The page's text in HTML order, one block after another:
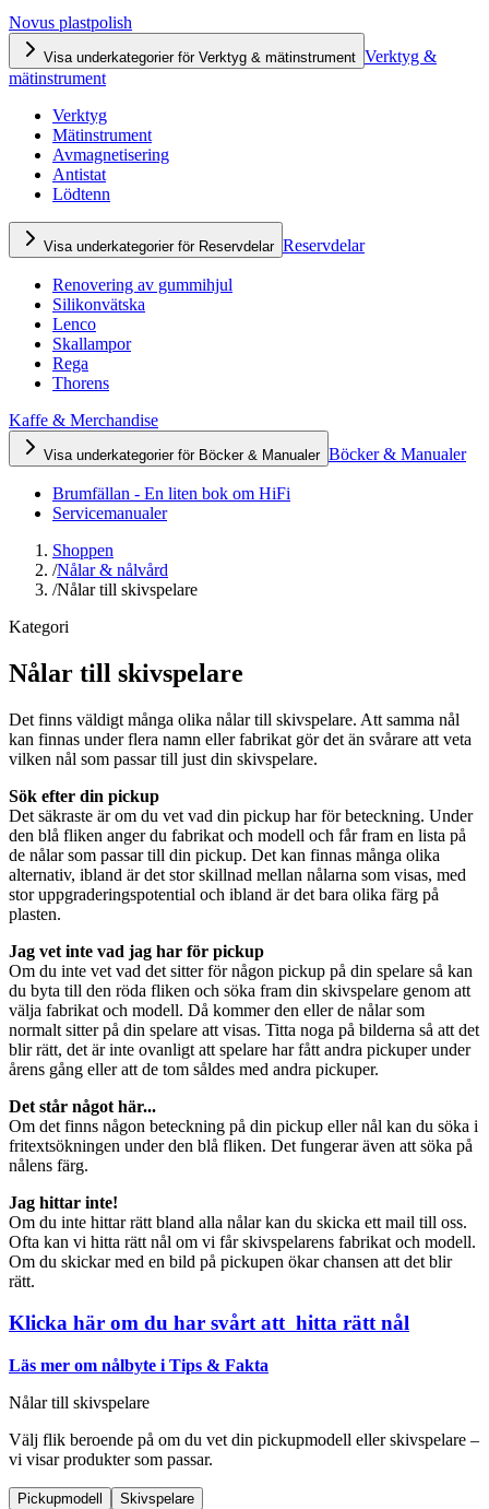
Novus plastpolish
Visa underkategorier för Verktyg & mätinstrument Verktyg &
mätinstrument
Verktyg
Mätinstrument
Avmagnetisering
Antistat
Lödtenn
Visa underkategorier för Reservdelar Reservdelar
Renovering av gummihjul
Silikonvätska
Lenco
Skallampor
Rega
Thorens
Kaffe & Merchandise
Visa underkategorier för Böcker & Manualer Böcker & Manualer
Brumfällan - En liten bok om HiFi
Servicemanualer
Shoppen
/Nålar & nålvård
/Nålar till skivspelare
Kategori
Nålar till skivspelare
Det finns väldigt många olika nålar till skivspelare. Att samma nål
kan finnas under flera namn eller fabrikat gör det än svårare att veta
vilken nål som passar till just din skivspelare.
Sök efter din pickup
Det säkraste är om du vet vad din pickup har för beteckning. Under
den blå fliken anger du fabrikat och modell och får fram en lista på
de nålar som passar till din pickup. Det kan finnas många olika
alternativ, ibland är det stor skillnad mellan nålarna som visas, med
stor uppgraderingspotential och ibland är det bara olika färg på
plasten.
Jag vet inte vad jag har för pickup
Om du inte vet vad det sitter för någon pickup på din spelare så kan
du byta till den röda fliken och söka fram din skivspelare genom att
välja fabrikat och modell. Då kommer den eller de nålar som
normalt sitter på din spelare att visas. Titta noga på bilderna så att det
blir rätt, det är inte ovanligt att spelare har fått andra pickuper under
årens gång eller att de tom såldes med andra pickuper.
Det står något här...
Om det finns någon beteckning på din pickup eller nål kan du söka i
fritextsökningen under den blå fliken. Det fungerar även att söka på
nålens färg.
Jag hittar inte!
Om du inte hittar rätt bland alla nålar kan du skicka ett mail till oss.
Ofta kan vi hitta rätt nål om vi får skivspelarens fabrikat och modell.
Om du skickar med en bild på pickupen ökar chansen att det blir
rätt.
Klicka här om du har svårt att hitta rätt nål
Läs mer om nålbyte i Tips & Fakta
Nålar till skivspelare
Välj flik beroende på om du vet din pickupmodell eller skivspelare –
vi visar produkter som passar.
Pickupmodell Skivspelare